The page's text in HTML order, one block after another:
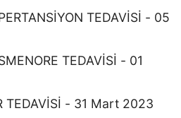
TEDAVİSİ - 05
TEDAVİSİ - 01
TEDAVİSİ - 31 Mart 2023